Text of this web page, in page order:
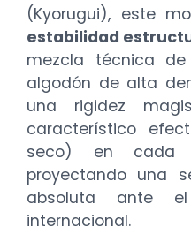
(Kyorugui), este
estabilidad
mezcla técnica
algodón de alta
una rigidez
característico
seco) en cada
proyectando una
absoluta ante
internacional.